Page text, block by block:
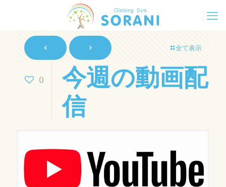
全て表示
0
今週の動画配
信